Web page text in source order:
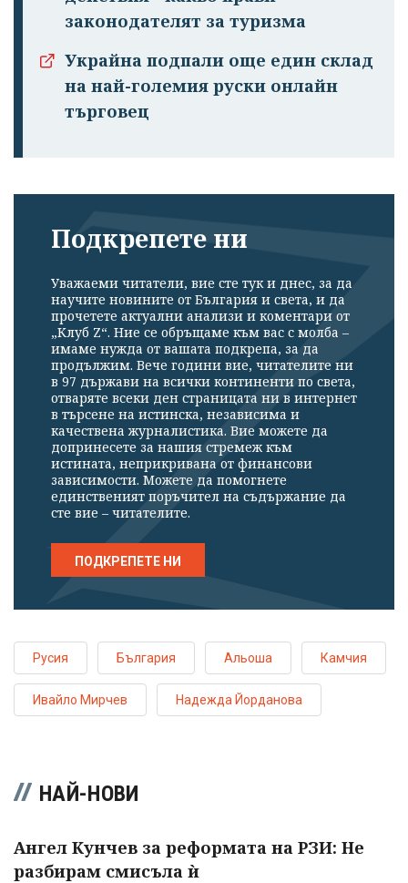
законодателят за туризма
Украйна подпали още един склад
на най-големия руски онлайн
търговец
Подкрепете ни
Уважаеми читатели, вие сте тук и днес, за да
научите новините от България и света, и да
прочетете актуални анализи и коментари от
„Клуб Z“. Ние се обръщаме към вас с молба –
имаме нужда от вашата подкрепа, за да
продължим. Вече години вие, читателите ни
в 97 държави на всички континенти по света,
отваряте всеки ден страницата ни в интернет
в търсене на истинска, независима и
качествена журналистика. Вие можете да
допринесете за нашия стремеж към
истината, неприкривана от финансови
зависимости. Можете да помогнете
единственият поръчител на съдържание да
сте вие – читателите.
ПОДКРЕПЕТЕ НИ
Русия България Альоша Камчия
Ивайло Мирчев Надежда Йорданова
НАЙ-НОВИ
Ангел Кунчев за реформата на РЗИ: Не
разбирам смисъла ѝ